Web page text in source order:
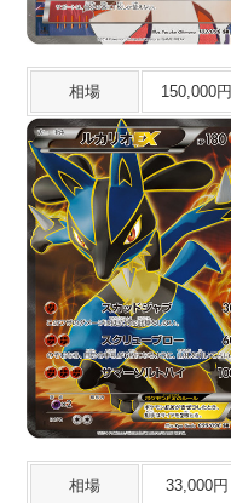
相場 150,000円
相場 33,000円